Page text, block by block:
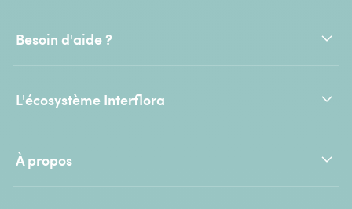
Besoin d'aide ?
L'écosystème Interflora
À propos